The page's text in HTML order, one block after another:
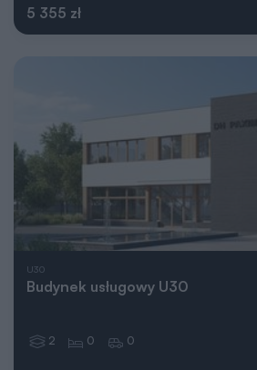
5 355 zł
U30
Budynek usługowy U30
2 0 0